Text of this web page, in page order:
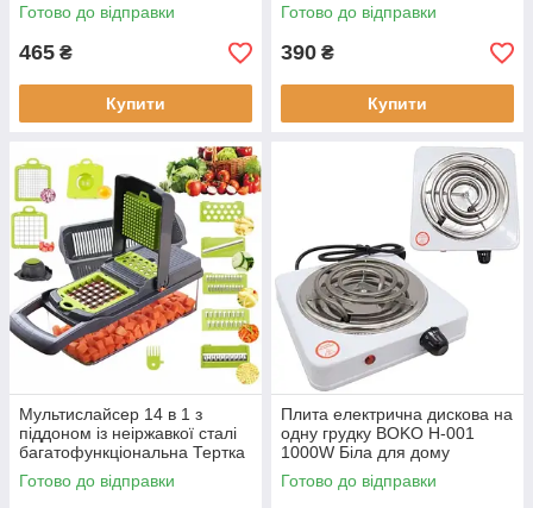
пароваркою 18 см
Готово до відправки
465 ₴
Купити
Вакууматор ручний для
Готово до відправки
390 ₴
Купити
Мультислайсер 14 в 1 з
піддоном із неіржавкої сталі
багатофункціональна Тертка
Овочерізка Шинковка
Слайсер
Готово до відправки
Плита електрична дискова на
одну грудку BOKO H-001
1000W Біла для дому
Готово до відправки